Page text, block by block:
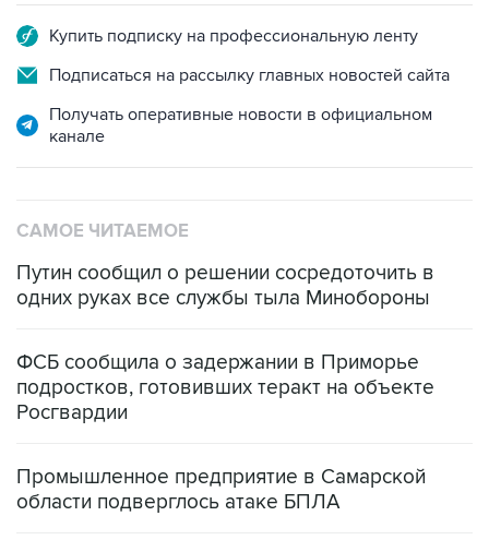
Купить подписку на профессиональную ленту
Подписаться на рассылку главных новостей сайта
Получать оперативные новости в официальном
канале
САМОЕ ЧИТАЕМОЕ
Путин сообщил о решении сосредоточить в
одних руках все службы тыла Минобороны
ФСБ сообщила о задержании в Приморье
подростков, готовивших теракт на объекте
Росгвардии
Промышленное предприятие в Самарской
области подверглось атаке БПЛА